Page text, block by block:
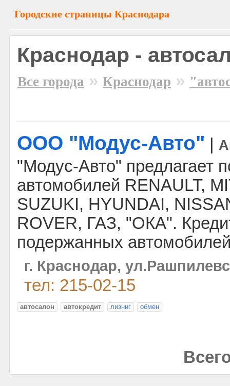
Городские страницы Краснодара
Краснодар -
Все города » Краснодар »
ООО "Модус-Авто"
"Модус-Авто" предлагает
автомобилей RENAULT,
SUZUKI, HYUNDAI,
ROVER, ГАЗ, "ОКА".
подержанных
г. Краснодар,
тел: 215-02-15
автосалон автокредит лизниг обмен